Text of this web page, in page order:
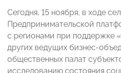
Сегодня, 15 ноября, в ходе
Предпринимательской
с регионами при
других ведущих бизнес-
общественных палат
исследованию состояния